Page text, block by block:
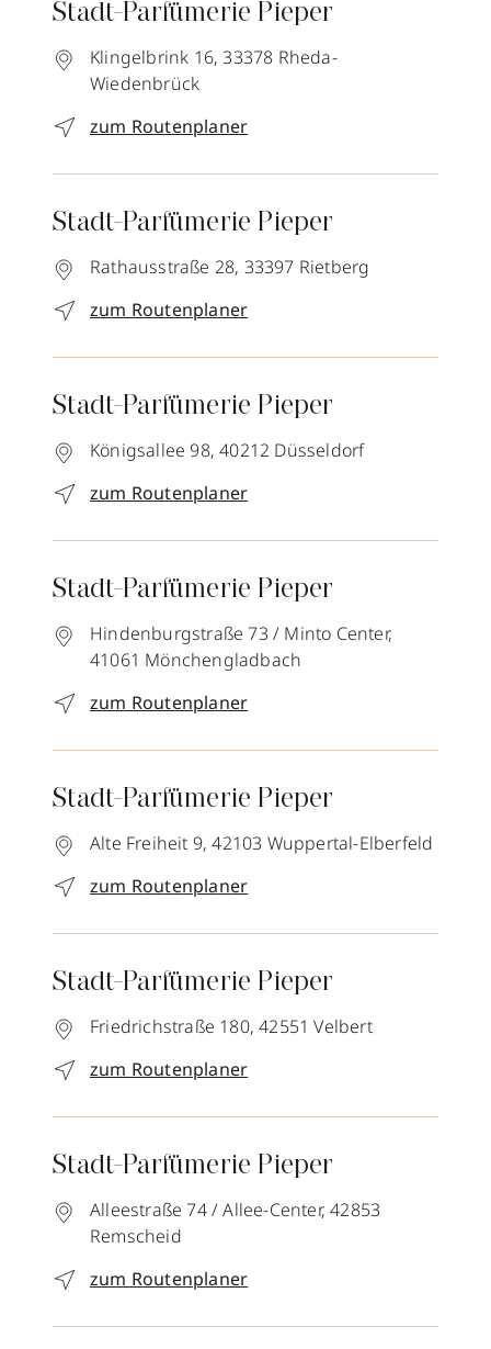
Stadt-Parfümerie Pieper
Klingelbrink 16, 33378 Rheda-
Wiedenbrück
zum Routenplaner
Stadt-Parfümerie Pieper
Rathausstraße 28, 33397 Rietberg
zum Routenplaner
Stadt-Parfümerie Pieper
Königsallee 98, 40212 Düsseldorf
zum Routenplaner
Stadt-Parfümerie Pieper
Hindenburgstraße 73 / Minto Center,
41061 Mönchengladbach
zum Routenplaner
Stadt-Parfümerie Pieper
Alte Freiheit 9, 42103 Wuppertal-Elberfeld
zum Routenplaner
Stadt-Parfümerie Pieper
Friedrichstraße 180, 42551 Velbert
zum Routenplaner
Stadt-Parfümerie Pieper
Alleestraße 74 / Allee-Center, 42853
Remscheid
zum Routenplaner